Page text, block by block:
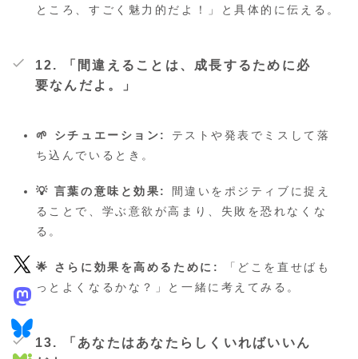
ところ、すごく魅力的だよ！」と具体的に伝える。
12. 「間違えることは、成長するために必
要なんだよ。」
🌱 シチュエーション:
テストや発表でミスして落
ち込んでいるとき。
💡 言葉の意味と効果:
間違いをポジティブに捉え
ることで、学ぶ意欲が高まり、失敗を恐れなくな
る。
🌟 さらに効果を高めるために:
「どこを直せばも
っとよくなるかな？」と一緒に考えてみる。
13. 「あなたはあなたらしくいればいいん